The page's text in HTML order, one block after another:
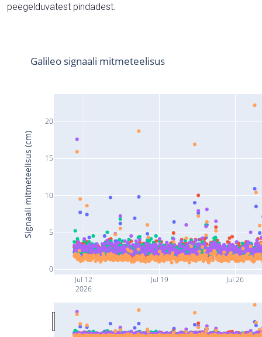
peegelduvatest pindadest.
Jul 12
2026
Jul 19 Jul 26
0
5
10
15
20
Galileo signaali mitmeteelisus
Signaali mitmeteelisus (cm)